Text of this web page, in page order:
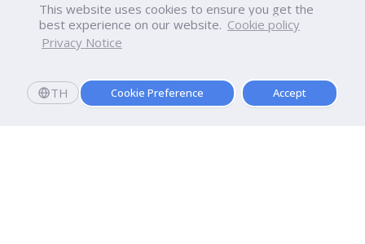
This website uses cookies to ensure you get the
best experience on our website. Cookie policy
Privacy Notice
TH Cookie Preference Accept